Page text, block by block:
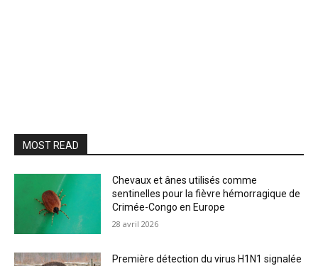
MOST READ
Chevaux et ânes utilisés comme
sentinelles pour la fièvre hémorragique de
Crimée-Congo en Europe
28 avril 2026
Première détection du virus H1N1 signalée